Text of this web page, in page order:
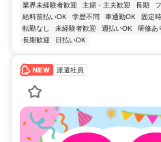
業界未経験者歓迎 主婦・主夫歓迎 長期
給料前払いOK
学歴不問 車通勤OK 固定
転勤なし
未経験者歓迎 週払いOK 研修あ
長期歓迎
日払いOK
派遣社員